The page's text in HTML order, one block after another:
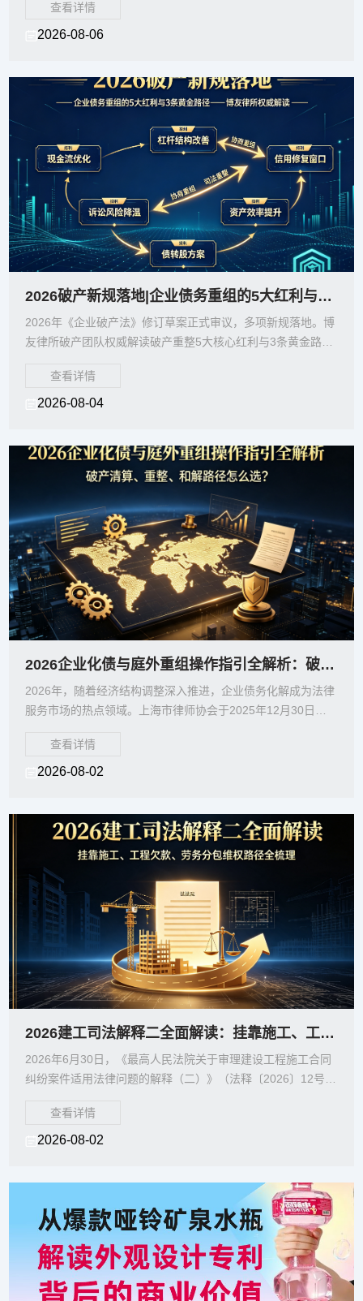
查看详情
2026-08-06
2026破产新规落地|企业债务重组的5大红利与3条黄金路径——博友律所权威解读
2026年《企业破产法》修订草案正式审议，多项新规落地。博
友律所破产团队权威解读破产重整5大核心红利与3条黄金路
择最优程序化解债务危机。
查看详情
2026-08-04
2026企业化债与庭外重组操作指引全解析：破产清算、重整、和解路径怎么选？
2026年，随着经济结构调整深入推进，企业债务化解成为法律
服务市场的热点领域。上海市律师协会于2025年12月30日通
查看详情
2026-08-02
2026建工司法解释二全面解读：挂靠施工、工程欠款、劳务分包维权路径全梳理
2026年6月30日，《最高人民法院关于审理建设工程施工合同
纠纷案件适用法律问题的解释（二）》（法释〔2026〕12号，
查看详情
2026-08-02